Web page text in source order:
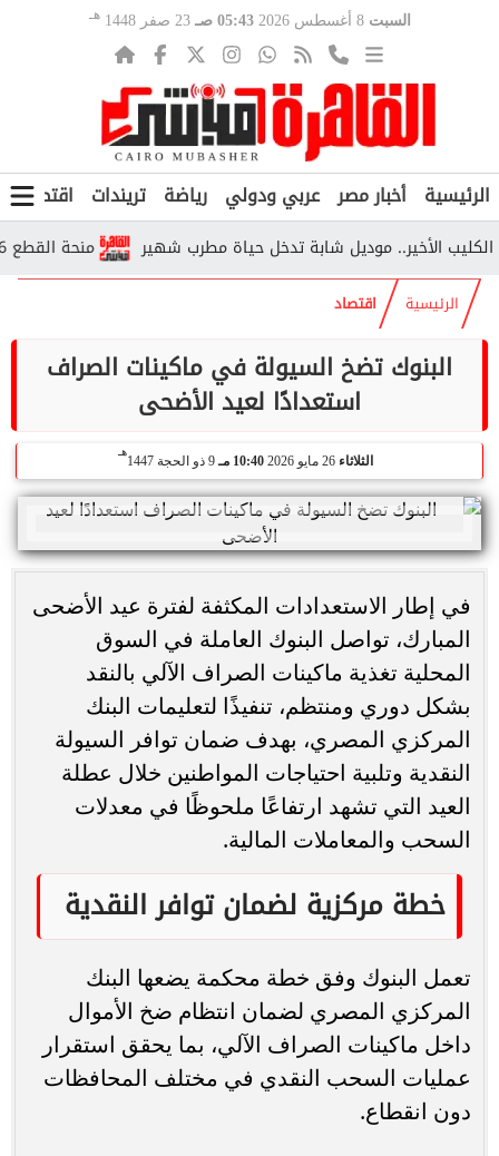
السبت 8 أغسطس 2026 05:43 صـ 23 صفر 1448 هـ
الرئيسية أخبار مصر عربي ودولي رياضة تريندات اقتصاد
منحة القطع 2026.. من يستحقها وكم تبلغ قيمتها وفق التأمينات؟ الأخير.. موديل شابة تدخل حياة مطرب شهير
الرئيسية اقتصاد
البنوك تضخ السيولة في ماكينات الصراف
استعدادًا لعيد الأضحى
الثلاثاء 26 مايو 2026 10:40 مـ 9 ذو الحجة 1447
هـ
في إطار الاستعدادات المكثفة لفترة عيد الأضحى
المبارك، تواصل البنوك العاملة في السوق
المحلية تغذية ماكينات الصراف الآلي بالنقد
بشكل دوري ومنتظم، تنفيذًا لتعليمات البنك
المركزي المصري، بهدف ضمان توافر السيولة
النقدية وتلبية احتياجات المواطنين خلال عطلة
العيد التي تشهد ارتفاعًا ملحوظًا في معدلات
السحب والمعاملات المالية.
خطة مركزية لضمان توافر النقدية
تعمل البنوك وفق خطة محكمة يضعها البنك
المركزي المصري لضمان انتظام ضخ الأموال
داخل ماكينات الصراف الآلي، بما يحقق استقرار
عمليات السحب النقدي في مختلف المحافظات
دون انقطاع.